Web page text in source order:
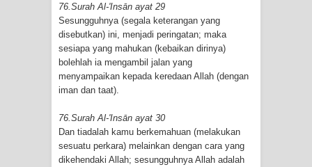
76.Surah Al-'Insān ayat 29
Sesungguhnya (segala keterangan yang
disebutkan) ini, menjadi peringatan; maka
sesiapa yang mahukan (kebaikan dirinya)
bolehlah ia mengambil jalan yang
menyampaikan kepada keredaan Allah (dengan
iman dan taat).
76.Surah Al-'Insān ayat 30
Dan tiadalah kamu berkemahuan (melakukan
sesuatu perkara) melainkan dengan cara yang
dikehendaki Allah; sesungguhnya Allah adalah